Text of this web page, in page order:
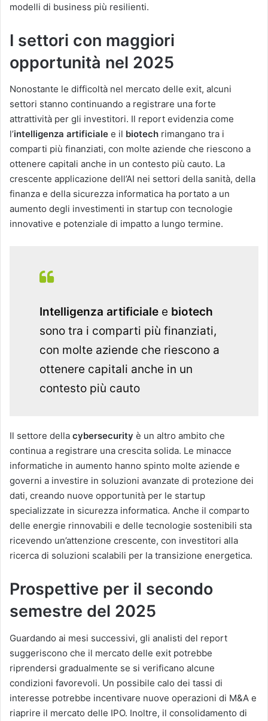
modelli di business più resilienti.
I settori con maggiori
opportunità nel 2025
Nonostante le difficoltà nel mercato delle exit, alcuni
settori stanno continuando a registrare una forte
attrattività per gli investitori. Il report evidenzia come
l’intelligenza artificiale e il biotech rimangano tra i
comparti più finanziati, con molte aziende che riescono a
ottenere capitali anche in un contesto più cauto. La
crescente applicazione dell’AI nei settori della sanità, della
finanza e della sicurezza informatica ha portato a un
aumento degli investimenti in startup con tecnologie
innovative e potenziale di impatto a lungo termine.
Intelligenza artificiale e biotech
sono tra i comparti più finanziati,
con molte aziende che riescono a
ottenere capitali anche in un
contesto più cauto
Il settore della cybersecurity è un altro ambito che
continua a registrare una crescita solida. Le minacce
informatiche in aumento hanno spinto molte aziende e
governi a investire in soluzioni avanzate di protezione dei
dati, creando nuove opportunità per le startup
specializzate in sicurezza informatica. Anche il comparto
delle energie rinnovabili e delle tecnologie sostenibili sta
ricevendo un’attenzione crescente, con investitori alla
ricerca di soluzioni scalabili per la transizione energetica.
Prospettive per il secondo
semestre del 2025
Guardando ai mesi successivi, gli analisti del report
suggeriscono che il mercato delle exit potrebbe
riprendersi gradualmente se si verificano alcune
condizioni favorevoli. Un possibile calo dei tassi di
interesse potrebbe incentivare nuove operazioni di M&A e
riaprire il mercato delle IPO. Inoltre, il consolidamento di